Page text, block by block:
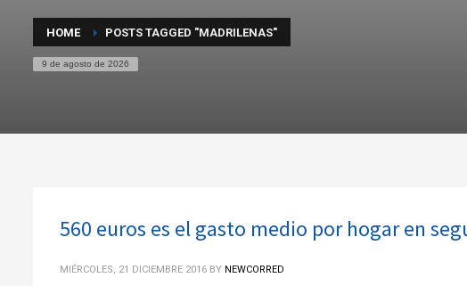
HOME POSTS TAGGED "MADRILENAS"
9 de agosto de 2026
560 euros es el gasto medio por hogar en
MIÉRCOLES, 21 DICIEMBRE 2016 BY NEWCORRED